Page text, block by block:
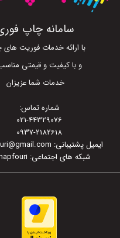
سامانه چاپ
با ارائه خدمات فوریت های
و با کیفیت و قیمتی
خدمات شما عزیزان
شماره تماس:
021-44329076
0937-2182618
ایمیل پشتیبانی: chapfouri@gmail.com
شبکه های اجتماعی: chapfouri